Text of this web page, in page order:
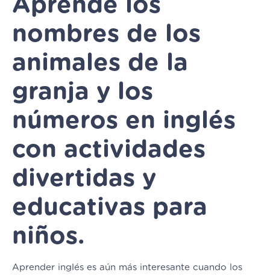
Aprende los
nombres de los
animales de la
granja y los
números en inglés
con actividades
divertidas y
educativas para
niños.
Aprender inglés es aún más interesante cuando los